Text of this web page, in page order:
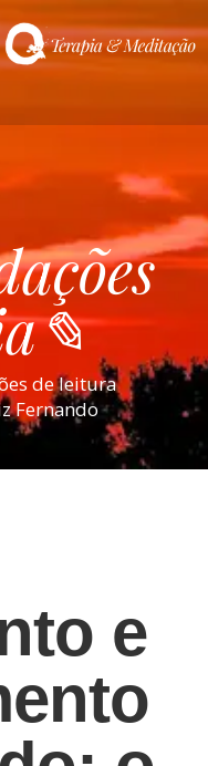
de leitura
Fernando
e